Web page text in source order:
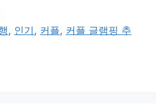
, 인기 , 커플, 커플 글램핑 추